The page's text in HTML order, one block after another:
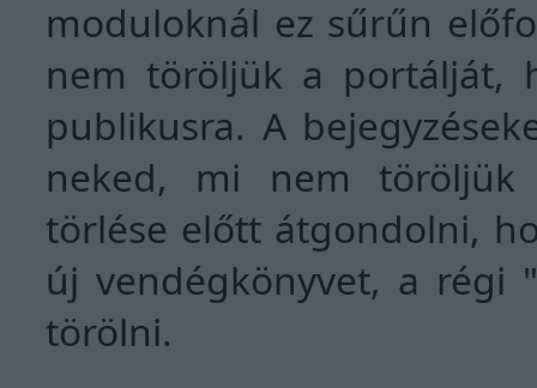
moduloknál ez sűrűn
nem töröljük a portálját,
publikusra. A
neked, mi nem töröljük
törlése előtt átgondolni,
új vendégkönyvet, a régi
törölni.